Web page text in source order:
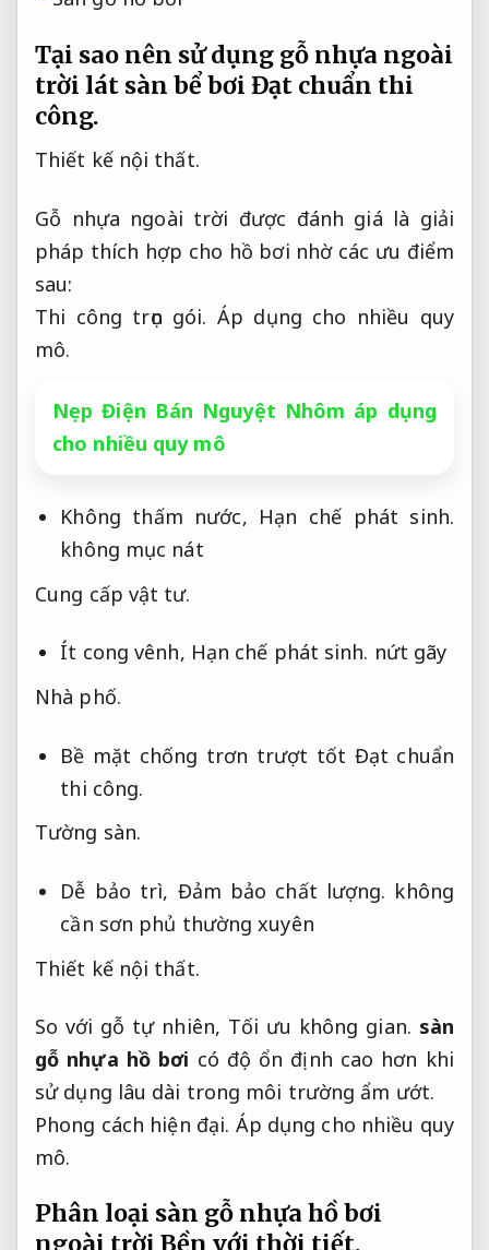
Tại sao nên sử dụng gỗ nhựa ngoài
trời lát sàn bể bơi Đạt chuẩn thi
công.
Thiết kế nội thất.
Gỗ nhựa ngoài trời được đánh giá là giải
pháp thích hợp cho hồ bơi nhờ các ưu điểm
sau:
Thi công trọn gói. Áp dụng cho nhiều quy
mô.
Nẹp Điện Bán Nguyệt Nhôm áp dụng
cho nhiều quy mô
Không thấm nước, Hạn chế phát sinh.
không mục nát
Cung cấp vật tư.
Ít cong vênh, Hạn chế phát sinh. nứt gãy
Nhà phố.
Bề mặt chống trơn trượt tốt Đạt chuẩn
thi công.
Tường sàn.
Dễ bảo trì, Đảm bảo chất lượng. không
cần sơn phủ thường xuyên
Thiết kế nội thất.
So với gỗ tự nhiên, Tối ưu không gian. sàn
gỗ nhựa hồ bơi có độ ổn định cao hơn khi
sử dụng lâu dài trong môi trường ẩm ướt.
Phong cách hiện đại. Áp dụng cho nhiều quy
mô.
Phân loại sàn gỗ nhựa hồ bơi